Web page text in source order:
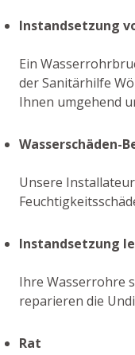
Instandsetzung
Ein
der Sanitärhilfe
Ihnen umgehend
Wasserschäden-
Unsere
Instandsetzung
Ihre Wasserrohre
reparieren die
Rat